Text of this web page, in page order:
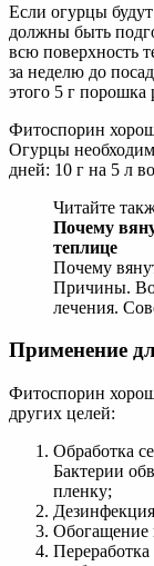
Если огурцы
должны быть
всю поверхность
за неделю до
этого 5 г порошка
Фитоспорин
Огурцы
дней: 10 г на 5 л
Читайте
Почему
теплице
Почему
Причины.
лечения.
Применение
Фитоспорин
других целей:
Обработка
Бактерии
пленку;
Обогащение
Переработка